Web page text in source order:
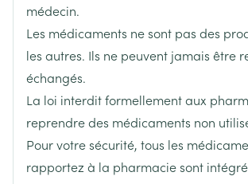
Profondeur 15 mm
Quantité Du
Paquet
Préservation
Température ambiante
25°C)
médecin.
Les médicaments ne sont pas des
les autres. Ils ne peuvent jamais être
échangés.
La loi interdit formellement aux
reprendre des médicaments non
Pour votre sécurité, tous les
rapportez à la pharmacie sont